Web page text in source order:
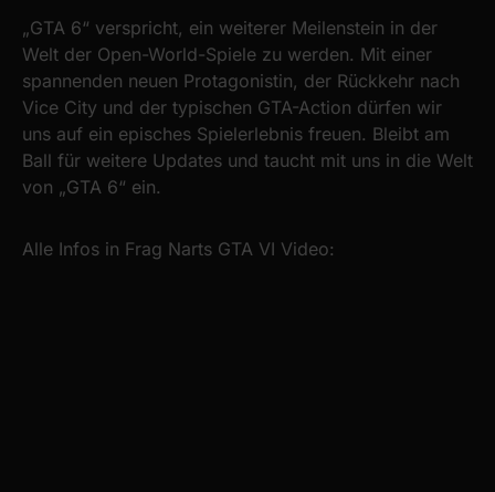
„GTA 6“ verspricht, ein weiterer Meilenstein in der
Welt der Open-World-Spiele zu werden. Mit einer
spannenden neuen Protagonistin, der Rückkehr nach
Vice City und der typischen GTA-Action dürfen wir
uns auf ein episches Spielerlebnis freuen. Bleibt am
Ball für weitere Updates und taucht mit uns in die Welt
von „GTA 6“ ein.
Alle Infos in Frag Narts GTA VI Video: